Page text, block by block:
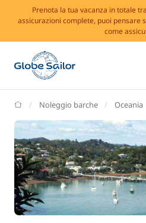
Prenota la tua vacanza in totale
assicurazioni complete, puoi pensare
come
GlobeSailor
Noleggio barche Oceania